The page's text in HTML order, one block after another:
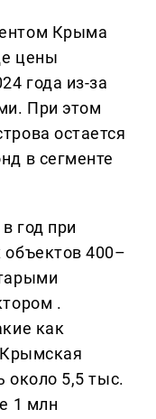
Крыма
цены
года из-за
При этом
остается
в сегменте
год при
400–
.
как
около 5,5 тыс.
1 млн